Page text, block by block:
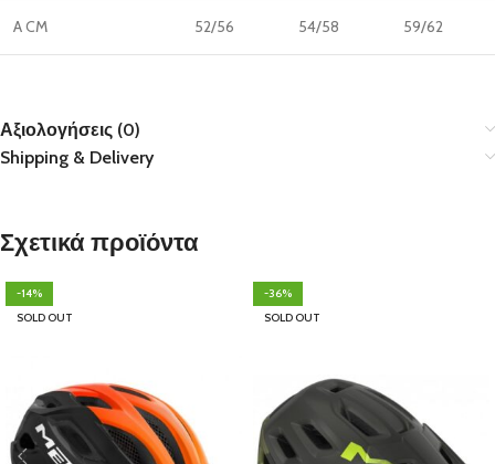
A CM 52/56 54/58 59/62
Αξιολογήσεις (0)
Shipping & Delivery
Σχετικά προϊόντα
-14%
SOLD OUT
-36%
SOLD OUT